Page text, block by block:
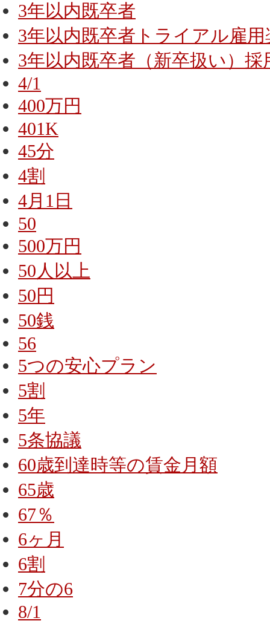
3年以内既卒者
3年以内既卒者トライアル雇用
3年以内既卒者（新卒扱い）採
4/1
400万円
401K
45分
4割
4月1日
50
500万円
50人以上
50円
50銭
56
5つの安心プラン
5割
5年
5条協議
60歳到達時等の賃金月額
65歳
67％
6ヶ月
6割
7分の6
8/1